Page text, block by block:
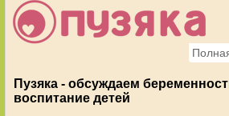
Пузяка - обсуждаем
воспитание детей